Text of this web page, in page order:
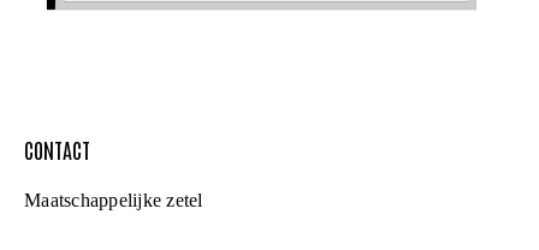
CONTACT
Maatschappelijke zetel